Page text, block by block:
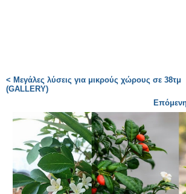
< Μεγάλες λύσεις για μικρούς χώρους σε 38τμ
(GALLERY)